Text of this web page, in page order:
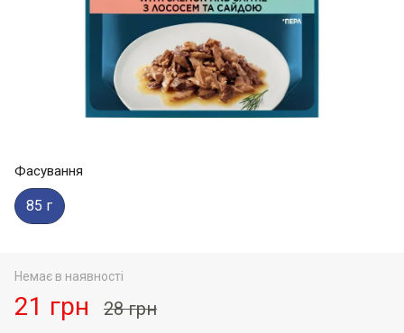
Фасування
85 г
Немає в наявності
21 грн 28 грн